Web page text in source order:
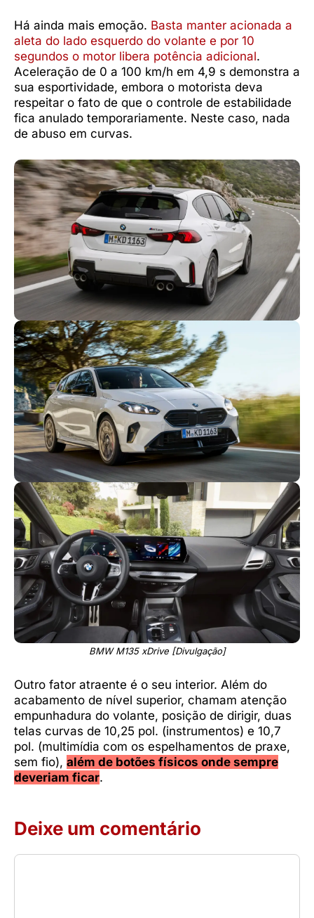
Há ainda mais emoção. Basta manter acionada a
aleta do lado esquerdo do volante e por 10
segundos o motor libera potência adicional.
Aceleração de 0 a 100 km/h em 4,9 s demonstra a
sua esportividade, embora o motorista deva
respeitar o fato de que o controle de estabilidade
fica anulado temporariamente. Neste caso, nada
de abuso em curvas.
BMW M135 xDrive [Divulgação]
Outro fator atraente é o seu interior. Além do
acabamento de nível superior, chamam atenção
empunhadura do volante, posição de dirigir, duas
telas curvas de 10,25 pol. (instrumentos) e 10,7
pol. (multimídia com os espelhamentos de praxe,
sem fio), além de botões físicos onde sempre
deveriam ficar.
Deixe um comentário
Comentário